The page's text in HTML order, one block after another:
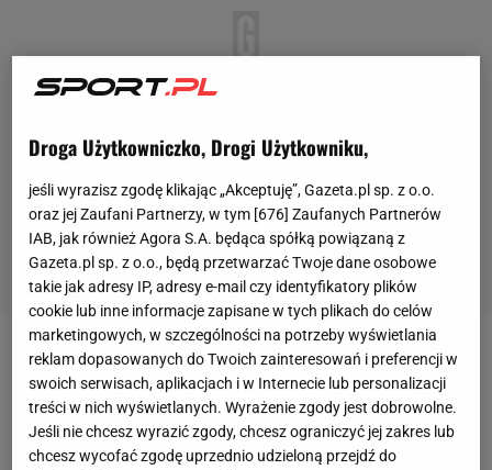
VfB Stuttgart w dramatycznych okolicznościach
utrzymał się w Bundeslidze. Wszystko za sprawą
wyników ostatniej kolejki.Porażka Herthy Berlin w
Dortmundzie (1:2) wraz ze zwycięstwem VfB u
Droga Użytkowniczko, Drogi Użytkowniku,
jeśli wyrazisz zgodę klikając „Akceptuję”, Gazeta.pl sp. z o.o.
oraz jej Zaufani Partnerzy, w tym [676] Zaufanych Partnerów
IAB, jak również Agora S.A. będąca spółką powiązaną z
Gazeta.pl sp. z o.o., będą przetwarzać Twoje dane osobowe
takie jak adresy IP, adresy e-mail czy identyfikatory plików
cookie lub inne informacje zapisane w tych plikach do celów
marketingowych, w szczególności na potrzeby wyświetlania
reklam dopasowanych do Twoich zainteresowań i preferencji w
swoich serwisach, aplikacjach i w Internecie lub personalizacji
treści w nich wyświetlanych. Wyrażenie zgody jest dobrowolne.
Jeśli nie chcesz wyrazić zgody, chcesz ograniczyć jej zakres lub
chcesz wycofać zgodę uprzednio udzieloną przejdź do